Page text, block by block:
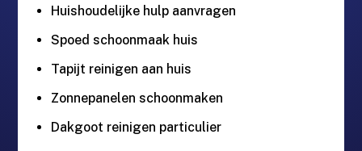
Huishoudelijke hulp aanvragen
Spoed schoonmaak huis
Tapijt reinigen aan huis
Zonnepanelen schoonmaken
Dakgoot reinigen particulier